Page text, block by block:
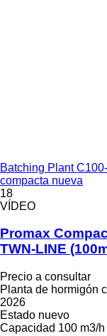
Batching Plant
compacta nueva
18
VÍDEO
Promax
TWN-LINE
Precio a consultar
Planta de hormigón
2026
Estado nuevo
Capacidad 100 m3/h